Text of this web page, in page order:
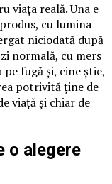
viața reală. Una e
cu lumina
niciodată după
normală, cu mers
fugă și, cine știe,
potrivită ține de
viață și chiar de
o alegere